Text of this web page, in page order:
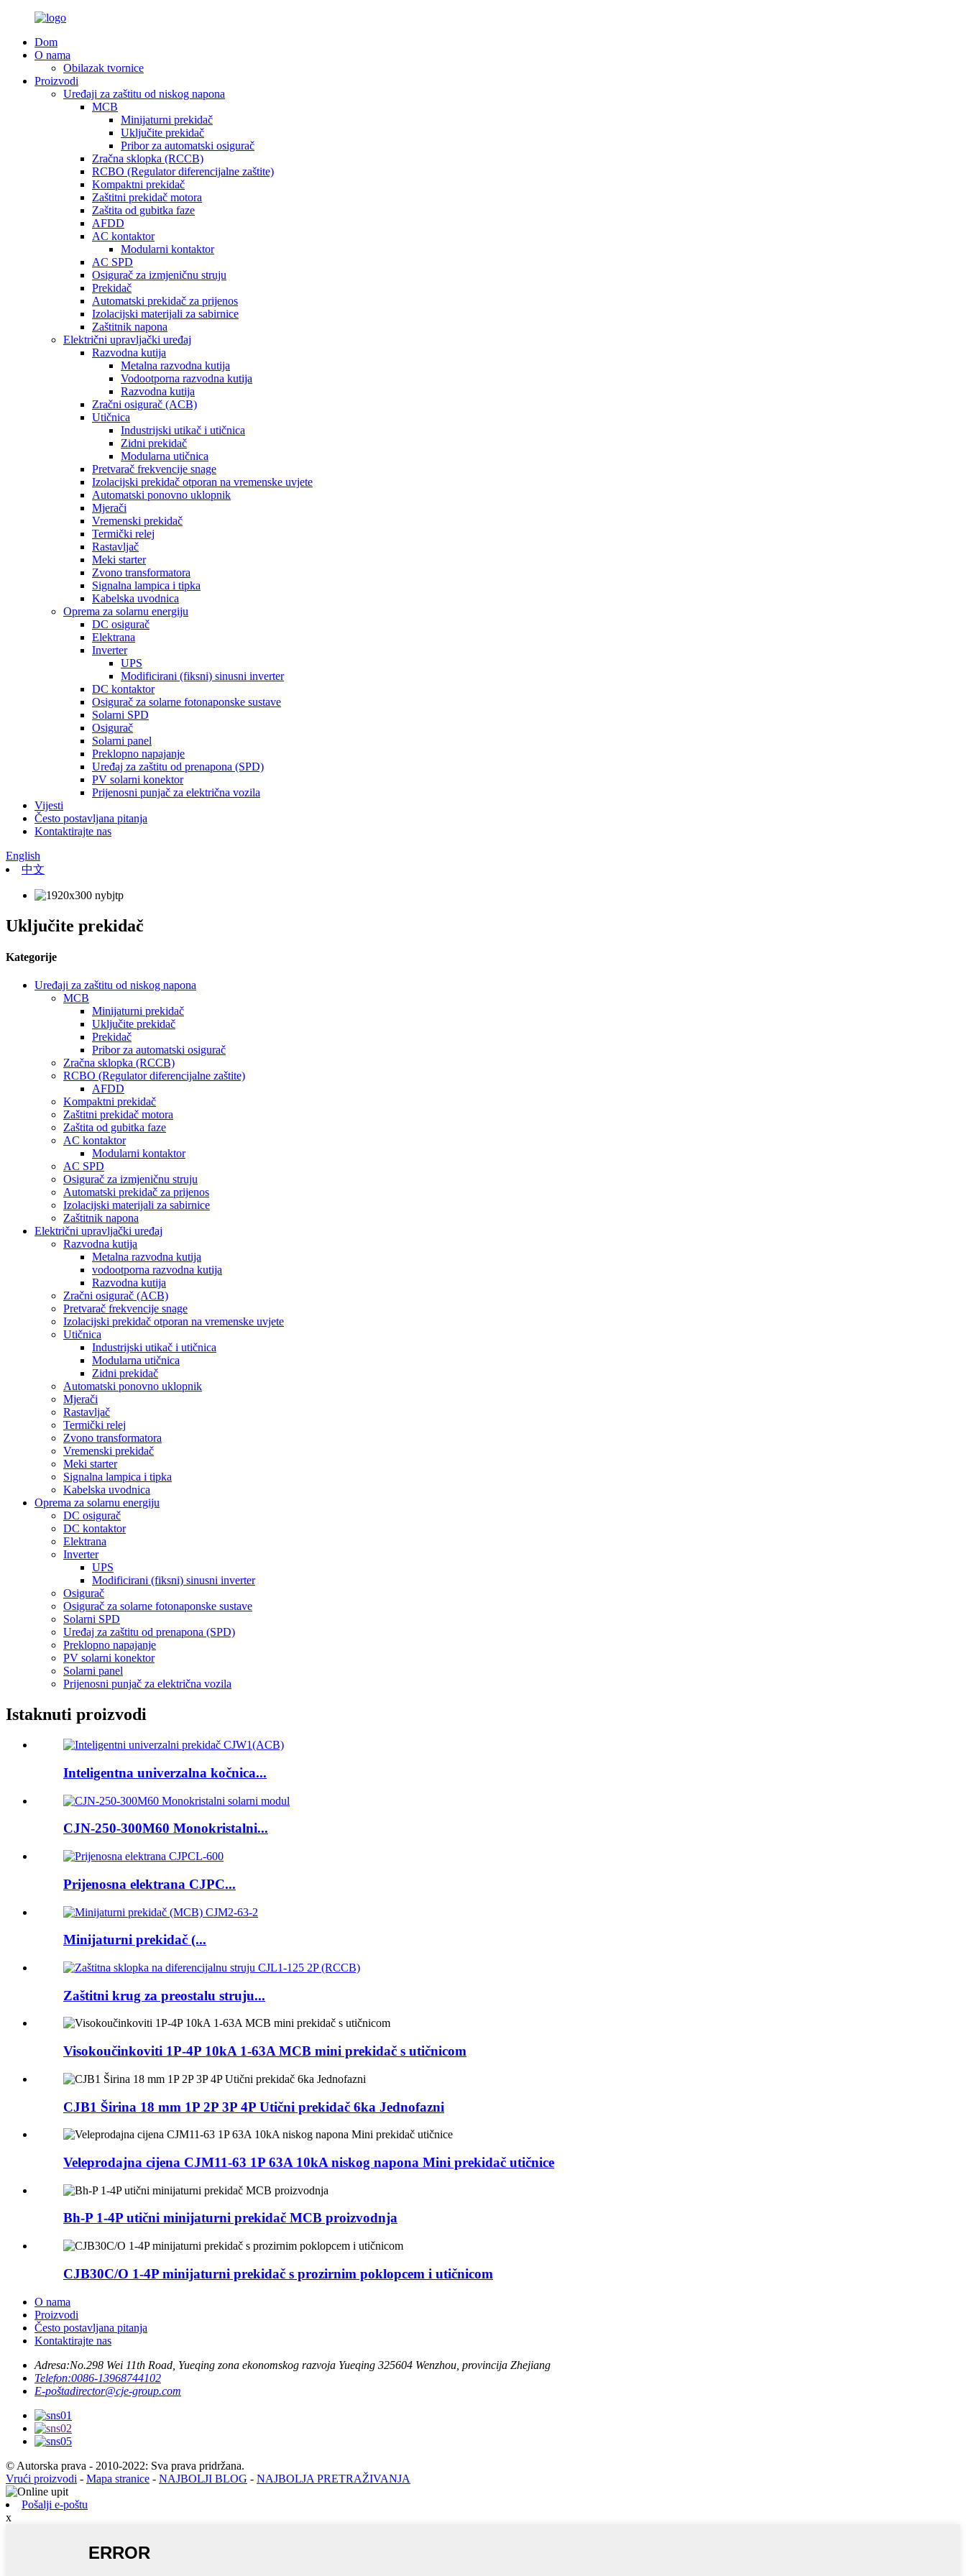
Dom
O nama
Obilazak tvornice
Proizvodi
Uređaji za zaštitu od niskog napona
MCB
Minijaturni prekidač
Uključite prekidač
Pribor za automatski osigurač
Zračna sklopka (RCCB)
RCBO (Regulator diferencijalne zaštite)
Kompaktni prekidač
Zaštitni prekidač motora
Zaštita od gubitka faze
AFDD
AC kontaktor
Modularni kontaktor
AC SPD
Osigurač za izmjeničnu struju
Prekidač
Automatski prekidač za prijenos
Izolacijski materijali za sabirnice
Zaštitnik napona
Električni upravljački uređaj
Razvodna kutija
Metalna razvodna kutija
Vodootporna razvodna kutija
Razvodna kutija
Zračni osigurač (ACB)
Utičnica
Industrijski utikač i utičnica
Zidni prekidač
Modularna utičnica
Pretvarač frekvencije snage
Izolacijski prekidač otporan na vremenske uvjete
Automatski ponovno uklopnik
Mjerači
Vremenski prekidač
Termički relej
Rastavljač
Meki starter
Zvono transformatora
Signalna lampica i tipka
Kabelska uvodnica
Oprema za solarnu energiju
DC osigurač
Elektrana
Inverter
UPS
Modificirani (fiksni) sinusni inverter
DC kontaktor
Osigurač za solarne fotonaponske sustave
Solarni SPD
Osigurač
Solarni panel
Preklopno napajanje
Uređaj za zaštitu od prenapona (SPD)
PV solarni konektor
Prijenosni punjač za električna vozila
Vijesti
Često postavljana pitanja
Kontaktirajte nas
English
中文
Uključite prekidač
Kategorije
Uređaji za zaštitu od niskog napona
MCB
Minijaturni prekidač
Uključite prekidač
Prekidač
Pribor za automatski osigurač
Zračna sklopka (RCCB)
RCBO (Regulator diferencijalne zaštite)
AFDD
Kompaktni prekidač
Zaštitni prekidač motora
Zaštita od gubitka faze
AC kontaktor
Modularni kontaktor
AC SPD
Osigurač za izmjeničnu struju
Automatski prekidač za prijenos
Izolacijski materijali za sabirnice
Zaštitnik napona
Električni upravljački uređaj
Razvodna kutija
Metalna razvodna kutija
vodootporna razvodna kutija
Razvodna kutija
Zračni osigurač (ACB)
Pretvarač frekvencije snage
Izolacijski prekidač otporan na vremenske uvjete
Utičnica
Industrijski utikač i utičnica
Modularna utičnica
Zidni prekidač
Automatski ponovno uklopnik
Mjerači
Rastavljač
Termički relej
Zvono transformatora
Vremenski prekidač
Meki starter
Signalna lampica i tipka
Kabelska uvodnica
Oprema za solarnu energiju
DC osigurač
DC kontaktor
Elektrana
Inverter
UPS
Modificirani (fiksni) sinusni inverter
Osigurač
Osigurač za solarne fotonaponske sustave
Solarni SPD
Uređaj za zaštitu od prenapona (SPD)
Preklopno napajanje
PV solarni konektor
Solarni panel
Prijenosni punjač za električna vozila
Istaknuti proizvodi
Inteligentna univerzalna kočnica...
CJN-250-300M60 Monokristalni...
Prijenosna elektrana CJPC...
Minijaturni prekidač (...
Zaštitni krug za preostalu struju...
Visokoučinkoviti 1P-4P 10kA 1-63A MCB mini prekidač s utičnicom
CJB1 Širina 18 mm 1P 2P 3P 4P Utični prekidač 6ka Jednofazni
Veleprodajna cijena CJM11-63 1P 63A 10kA niskog napona Mini prekidač utičnice
Bh-P 1-4P utični minijaturni prekidač MCB proizvodnja
CJB30C/O 1-4P minijaturni prekidač s prozirnim poklopcem i utičnicom
O nama
Proizvodi
Često postavljana pitanja
Kontaktirajte nas
Adresa:No.298 Wei 11th Road, Yueqing zona ekonomskog razvoja Yueqing 325604 Wenzhou, provincija Zhejiang
Telefon:0086-13968744102
E-poštadirector@cje-group.com
© Autorska prava - 2010-2022: Sva prava pridržana.
Vrući proizvodi - Mapa stranice - NAJBOLJI BLOG - NAJBOLJA PRETRAŽIVANJA
Pošalji e-poštu
x